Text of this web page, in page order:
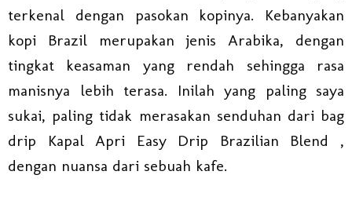
terkenal dengan pasokan kopinya. Kebanyakan
kopi Brazil merupakan jenis Arabika, dengan
tingkat keasaman yang rendah sehingga rasa
manisnya lebih terasa. Inilah yang paling saya
sukai, paling tidak merasakan senduhan dari bag
drip Kapal Apri Easy Drip Brazilian Blend ,
dengan nuansa dari sebuah kafe.